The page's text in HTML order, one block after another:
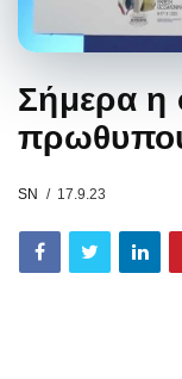
Σήμερα η
SN 17.9.23